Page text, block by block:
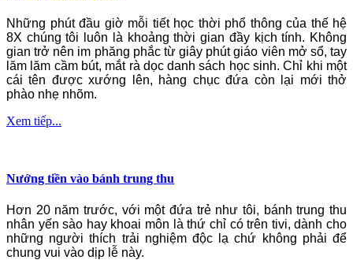
Những phút đầu giờ mỗi tiết học thời phổ thông của thế hệ
8X chúng tôi luôn là khoảng thời gian đầy kịch tính. Không
gian trở nên im phăng phắc từ giây phút giáo viên mở sổ, tay
lăm lăm cầm bút, mắt rà dọc danh sách học sinh. Chỉ khi một
cái tên được xướng lên, hàng chục đứa còn lại mới thở
phào nhẹ nhõm.
Xem tiếp...
Nướng tiền vào bánh trung thu
Hơn 20 năm trước, với một đứa trẻ như tôi, bánh trung thu
nhân yến sào hay khoai môn là thứ chỉ có trên tivi, dành cho
những người thích trải nghiệm độc lạ chứ không phải để
chung vui vào dịp lễ này.